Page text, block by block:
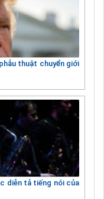
thuật chuyển giới
diễn tả tiếng nói của